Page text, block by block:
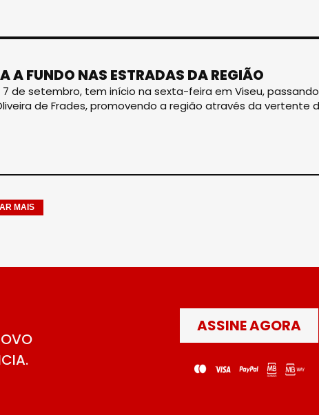
A FUNDO NAS ESTRADAS DA REGIÃO
de setembro, tem início na sexta-feira em Viseu,
de Frades, promovendo a região através da vertente
MAIS
ASSINE AGORA